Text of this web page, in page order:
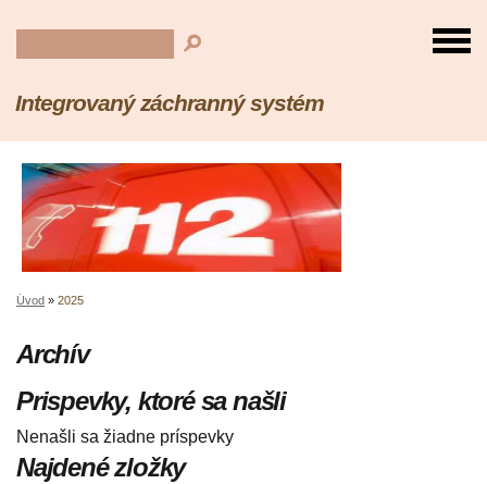
Integrovaný záchranný systém
Úvod » 2025
Archív
Prispevky, ktoré sa našli
Nenašli sa žiadne príspevky
Najdené zložky